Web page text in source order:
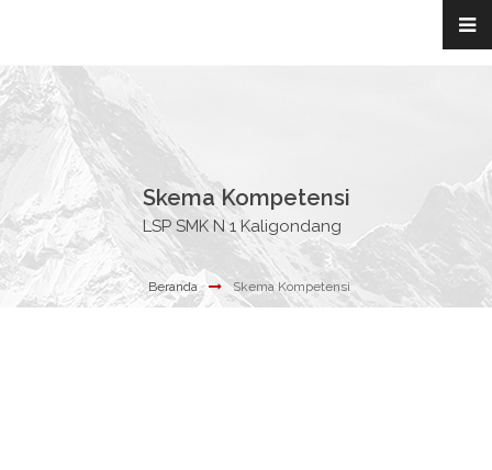
Skema Kompetensi
LSP SMK N 1 Kaligondang
Beranda Skema Kompetensi